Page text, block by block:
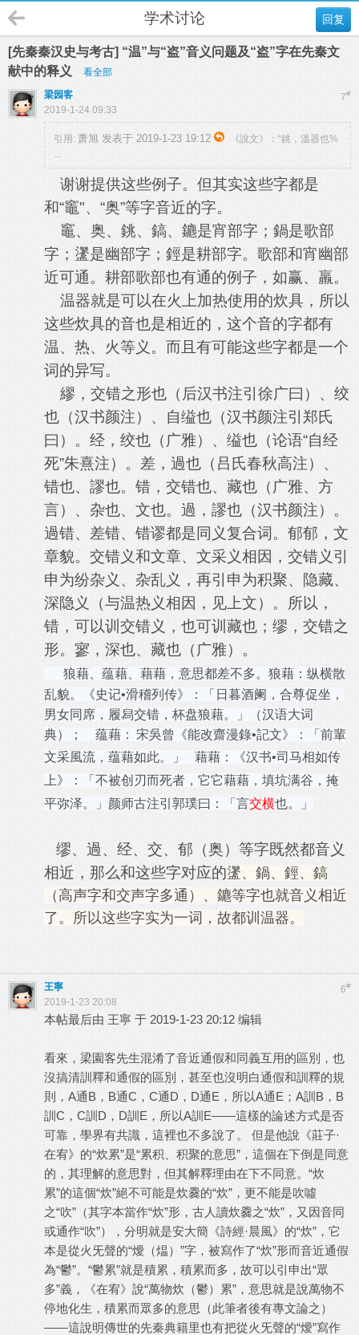
回复
学术讨论
[先秦秦汉史与考古] “温”与“盗”音义问题及“盗”字在先秦文
献中的释义
看全部
7#
梁园客
2019-1-24 09:33
引用: 萧旭 发表于 2019-1-23 19:12
《說文》：“銚，溫器也%
...
谢谢提供这些例子。但其实这些字都是
和“竈"、“奥”等字音近的字。
竈、奥、銚、鎬、䥝是宵部字；鍋是歌部
字；䀊是幽部字；鋞是耕部字。歌部和宵幽部
近可通。耕部歌部也有通的例子，如赢、羸。
温器就是可以在火上加热使用的炊具，所以
这些炊具的音也是相近的，这个音的字都有
温、热、火等义。而且有可能这些字都是一个
词的异写。
繆，交错之形也（后汉书注引徐广曰）、绞
也（汉书颜注）、自缢也（汉书颜注引郑氏
曰）。经，绞也（广雅）、缢也（论语“自经
死”朱熹注）。差，過也（吕氏春秋高注）、
错也、謬也。错，交错也、藏也（广雅、方
言）、杂也、文也。過，謬也（汉书颜注）。
過错、差错、错谬都是同义复合词。郁郁，文
章貌。交错义和文章、文采义相因，交错义引
申为纷杂义、杂乱义，再引申为积聚、隐藏、
深隐义（与温热义相因，见上文）。所以，
错，可以训交错义，也可训藏也；缪，交错之
形。寥，深也、藏也（广雅）。
狼藉、蕴藉、藉藉，意思都差不多。狼藉： 纵横散
乱貌。
《史记•滑稽列传》：
「日暮酒阑，合尊促坐，
男女同席，履舄交错，杯盘狼藉。」（汉语大词
典）； 蕴藉： 宋吳曾 《能改齋漫錄•記文》：「前輩
文采風流，蕴藉如此。」 藉藉：
《汉书•司马相如传
上》：
「不被创刃而死者，它它藉藉，填坑满谷，掩
平弥泽。」 颜师古注引郭璞曰： 「言交横也。」
缪、過、经、 交、郁（奥） 等字既然都音义
相近，那么和这些字对应的䀊、鍋、鋞、鎬
（高声字和交声字多通）、 䥝等字也就音义相近
了。所以这些字实为一词，故都训温器。
6#
王寧
2019-1-23 20:08
本帖最后由 王寧 于 2019-1-23 20:12 编辑
看來，梁園客先生混淆了音近通假和同義互用的區別，也
沒搞清訓釋和通假的區別，甚至也沒明白通假和訓釋的規
則，A通B，B通C，C通D，D通E，所以A通E；A訓B，B
訓C，C訓D，D訓E，所以A訓E——這樣的論述方式是否
可靠，學界有共識，這裡也不多說了。 但是他說《莊子·
在宥》的“炊累”是“累积、积聚的意思”，這個在下倒是同意
的，其理解的意思對，但其解釋理由在下不同意。“炊
累”的這個“炊”絕不可能是炊爨的“炊”，更不能是吹噓
之“吹”（其字本當作“炊”形，古人讀炊爨之“炊”，又因音同
或通作“吹”），分明就是安大簡《詩經·晨風》的“炊”，它
本是從火旡聲的“燰（煴）”字，被寫作了“炊”形而音近通假
為“鬱”。“鬱累”就是積累，積累而多，故可以引申出“眾
多”義，《在宥》說“萬物炊（鬱）累”，意思就是說萬物不
停地化生，積累而眾多的意思（此筆者後有專文論之）
——這說明傳世的先秦典籍里也有把從火旡聲的“燰”寫作